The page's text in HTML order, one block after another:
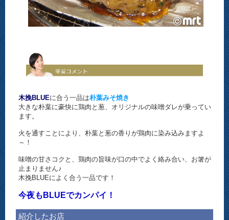
木挽BLUEに合う一品は朴葉みそ焼き
大きな朴葉に豪快に鶏肉と葱、オリジナルの味噌ダレが乗ってい
ます。
火を通すことにより、朴葉と葱の香りが鶏肉に染み込みますよ
～！
味噌の甘さコクと、鶏肉の旨味が口の中でよく絡み合い、お箸が
止まりません♪
木挽BLUEによく合う一品です！
今夜もBLUEでカンパイ！
紹介したお店